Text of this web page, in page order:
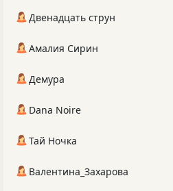
Двенадцать струн
Амалия Сирин
Демура
Dana Noire
Тай Ночка
Валентина_Захарова